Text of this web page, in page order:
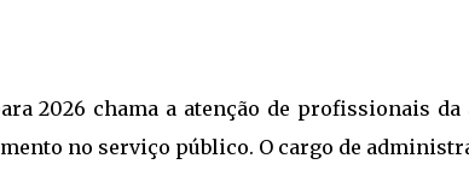
2026 chama a atenção de profissionais da
no serviço público. O cargo de